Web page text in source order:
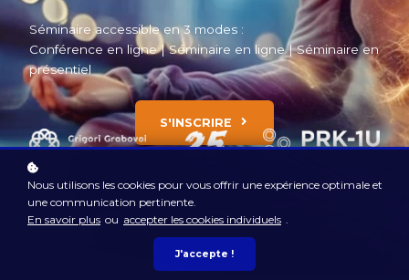
Séminaire accessible en 3 modes :
Conférence en ligne | Séminaire en ligne | Séminaire en
présentiel
S'INSCRIRE
Nous utilisons les cookies pour vous offrir une expérience optimale et
une communication pertinente.
En savoir plus ou accepter les cookies individuels .
J'accepte !